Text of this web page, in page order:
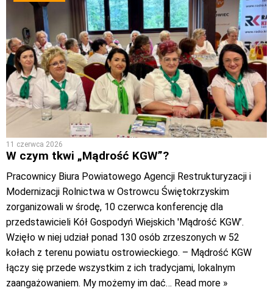
11 czerwca 2026
W czym tkwi „Mądrość KGW”?
Pracownicy Biura Powiatowego Agencji Restrukturyzacji i
Modernizacji Rolnictwa w Ostrowcu Świętokrzyskim
zorganizowali w środę, 10 czerwca konferencję dla
przedstawicieli Kół Gospodyń Wiejskich 'Mądrość KGW’.
Wzięło w niej udział ponad 130 osób zrzeszonych w 52
kołach z terenu powiatu ostrowieckiego. – Mądrość KGW
łączy się przede wszystkim z ich tradycjami, lokalnym
zaangażowaniem. My możemy im dać… Read more »